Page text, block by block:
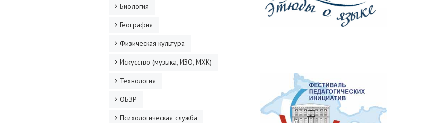
Биология
География
Физическая культура
Искусство (музыка, ИЗО, МХК)
Технология
ОБЗР
Психологическая служба